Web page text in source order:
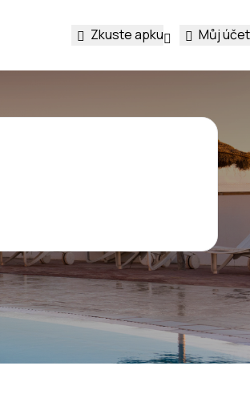
Zkuste apku Můj účet